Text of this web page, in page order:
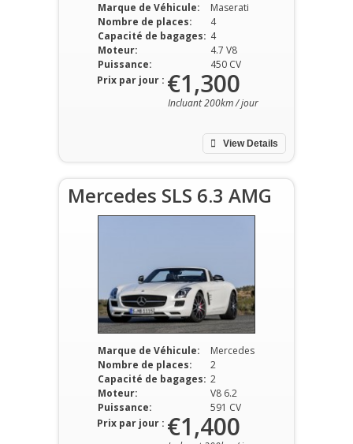
Marque de Véhicule:
Maserati
Nombre de places:
4
Capacité de bagages: 4
Moteur:
4.7 V8
Puissance:
450 CV
View Details
Prix par jour : €1,300
Incluant 200km / jour
Mercedes SLS 6.3 AMG
Marque de Véhicule:
Mercedes
Nombre de places:
2
Capacité de bagages: 2
Moteur:
V8 6.2
Puissance:
591 CV
Prix par jour : €1,400